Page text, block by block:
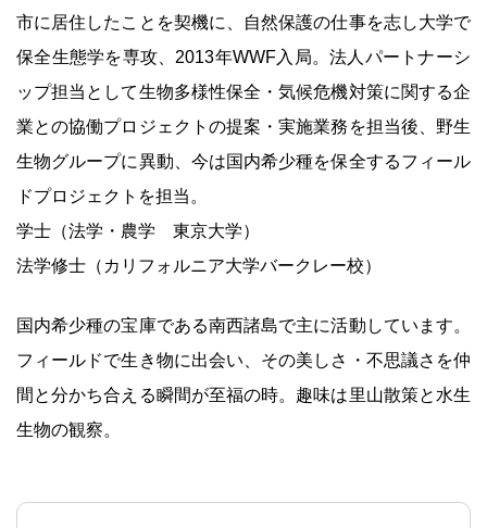
市に居住したことを契機に、自然保護の仕事を志し大学で
保全生態学を専攻、2013年WWF入局。法人パートナーシ
ップ担当として生物多様性保全・気候危機対策に関する企
業との協働プロジェクトの提案・実施業務を担当後、野生
生物グループに異動、今は国内希少種を保全するフィール
ドプロジェクトを担当。
学士（法学・農学 東京大学）
法学修士（カリフォルニア大学バークレー校）
国内希少種の宝庫である南西諸島で主に活動しています。
フィールドで生き物に出会い、その美しさ・不思議さを仲
間と分かち合える瞬間が至福の時。趣味は里山散策と水生
生物の観察。